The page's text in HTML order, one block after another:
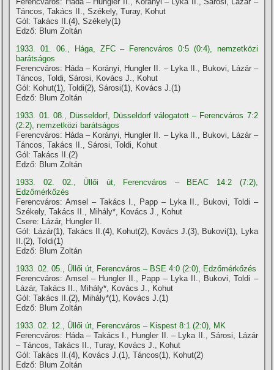
Táncos, Takács II., Székely, Turay, Kohut
Gól: Takács II.(4), Székely(1)
Edző: Blum Zoltán
1933. 01. 06., Hága, ZFC – Ferencváros 0:5 (0:4), nemzetközi
barátságos
Ferencváros: Háda – Korányi, Hungler II. – Lyka II., Bukovi, Lázár –
Táncos, Toldi, Sárosi, Kovács J., Kohut
Gól: Kohut(1), Toldi(2), Sárosi(1), Kovács J.(1)
Edző: Blum Zoltán
1933. 01. 08., Düsseldorf, Düsseldorf válogatott – Ferencváros 7:2
(2:2), nemzetközi barátságos
Ferencváros: Háda – Korányi, Hungler II. – Lyka II., Bukovi, Lázár –
Táncos, Takács II., Sárosi, Toldi, Kohut
Gól: Takács II.(2)
Edző: Blum Zoltán
1933. 02. 02., Üllői út, Ferencváros – BEAC 14:2 (7:2),
Edzőmérkőzés
Ferencváros: Amsel – Takács I., Papp – Lyka II., Bukovi, Toldi –
Székely, Takács II., Mihály*, Kovács J., Kohut
Csere: Lázár, Hungler II.
Gól: Lázár(1), Takács II.(4), Kohut(2), Kovács J.(3), Bukovi(1), Lyka
II.(2), Toldi(1)
Edző: Blum Zoltán
1933. 02. 05., Üllői út, Ferencváros – BSE 4:0 (2:0), Edzőmérkőzés
Ferencváros: Amsel – Hungler II., Papp – Lyka II., Bukovi, Toldi –
Lázár, Takács II., Mihály*, Kovács J., Kohut
Gól: Takács II.(2), Mihály*(1), Kovács J.(1)
Edző: Blum Zoltán
1933. 02. 12., Üllői út, Ferencváros – Kispest 8:1 (2:0), MK
Ferencváros: Háda – Takács I., Hungler II. – Lyka II., Sárosi, Lázár
– Táncos, Takács II., Turay, Kovács J., Kohut
Gól: Takács II.(4), Kovács J.(1), Táncos(1), Kohut(2)
Edző: Blum Zoltán